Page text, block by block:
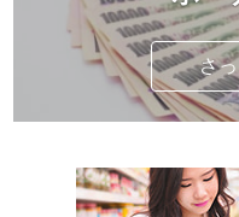
さ